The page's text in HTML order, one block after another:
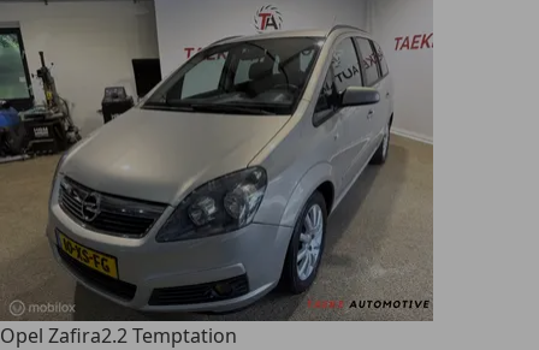
Opel Zafira2.2 Temptation